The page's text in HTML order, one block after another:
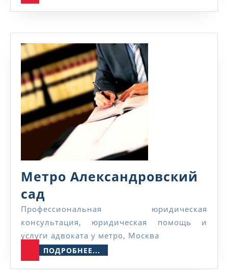
Метро Александровский
сад
Александровский
сад
Профессиональная юридическая
консультация, юридическая помощь и
услуги адвоката у метро, Москва
ПОДРОБНЕЕ...